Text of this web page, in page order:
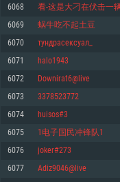
Sistema Operativo: Windows
Processador: Dual-Core 2.2
Memória: 4GB
Placa Gráfica: Placa com
GTX 660. Resolução mínima
Network: Internet de banda
Disco: 23,1 GB
Recomendado
Sistema Operativo: Mac OS
Processador: Core i5
Memória: 6 GB
Placa Gráfica: Intel Iris Pro
Resolução mínima
Network: Internet de banda
Disco: 21,5 GB
Recomendado
Sistema Operativo:
Processador: Dual-Core 2.4
Memória: 4 GB
Placa Gráfica: NVIDIA 660
meses) / equivalentes AMD
Vulkan (não mais de 6
Network: Internet de banda
Disco: 21,5 GB
Recomendado
Sistema Operativo: Ubuntu
6068 看-这是大刁在伏击一
6069 蜗牛吃不起土豆
6070 тундрасексуал_
6071 halo1943
6072 Downirat6@live
6073 3378523772
6074 huisos#3
6075 1电子国民冲锋队1
6076 joker#273
6077 Adiz9046@live